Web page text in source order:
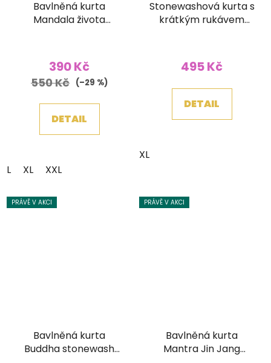
Bavlněná kurta
Mandala života
390 Kč
550 Kč (–29 %)
DETAIL
L XL XXL
Stonewashová kurta s
krátkým rukávem
495 Kč
DETAIL
XL
PRÁVĚ V AKCI
Bavlněná kurta
Buddha stonewash
PRÁVĚ V AKCI
Bavlněná kurta
Mantra Jin Jang